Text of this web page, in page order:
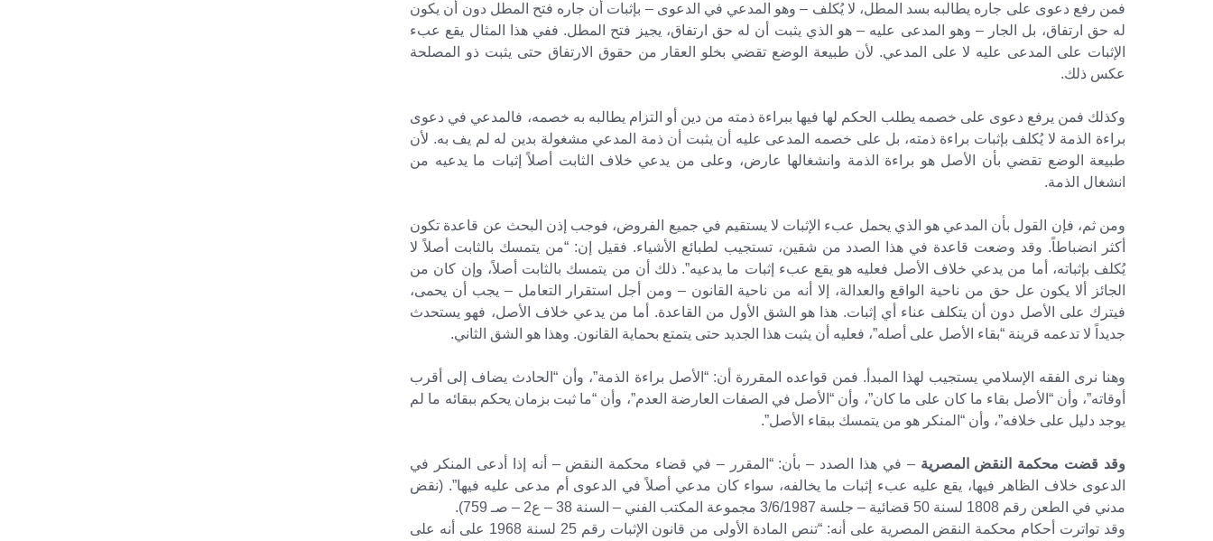
فمن رفع دعوى على جاره يطالبه بسد المطل، لا يُكلف – وهو المدعي في الدعوى – بإثبات أن جاره فتح المطل دون أن يكون
له حق ارتفاق، بل الجار – وهو المدعى عليه – هو الذي يثبت أن له حق ارتفاق، يجيز فتح المطل. ففي هذا المثال يقع عبء
الإثبات على المدعى عليه لا على المدعي. لأن طبيعة الوضع تقضي بخلو العقار من حقوق الارتفاق حتى يثبت ذو المصلحة
عكس ذلك.
وكذلك فمن يرفع دعوى على خصمه يطلب الحكم لها فيها ببراءة ذمته من دين أو التزام يطالبه به خصمه، فالمدعي في دعوى
براءة الذمة لا يُكلف بإثبات براءة ذمته، بل على خصمه المدعى عليه أن يثبت أن ذمة المدعي مشغولة بدين له لم يف به. لأن
طبيعة الوضع تقضي بأن الأصل هو براءة الذمة وانشغالها عارض، وعلى من يدعي خلاف الثابت أصلاً إثبات ما يدعيه من
انشغال الذمة.
ومن ثم، فإن القول بأن المدعي هو الذي يحمل عبء الإثبات لا يستقيم في جميع الفروض، فوجب إذن البحث عن قاعدة تكون
أكثر انضباطاً. وقد وضعت قاعدة في هذا الصدد من شقين، تستجيب لطبائع الأشياء. فقيل إن: “من يتمسك بالثابت أصلاً لا
يُكلف بإثباته، أما من يدعي خلاف الأصل فعليه هو يقع عبء إثبات ما يدعيه”. ذلك أن من يتمسك بالثابت أصلاً، وإن كان من
الجائز ألا يكون عل حق من ناحية الواقع والعدالة، إلا أنه من ناحية القانون – ومن أجل استقرار التعامل – يجب أن يحمى،
فيترك على الأصل دون أن يتكلف عناء أي إثبات. هذا هو الشق الأول من القاعدة. أما من يدعي خلاف الأصل، فهو يستحدث
جديداً لا تدعمه قرينة “بقاء الأصل على أصله”، فعليه أن يثبت هذا الجديد حتى يتمتع بحماية القانون. وهذا هو الشق الثاني.
وهنا نرى الفقه الإسلامي يستجيب لهذا المبدأ. فمن قواعده المقررة أن: “الأصل براءة الذمة”، وأن “الحادث يضاف إلى أقرب
أوقاته”، وأن “الأصل بقاء ما كان على ما كان”، وأن “الأصل في الصفات العارضة العدم”، وأن “ما ثبت بزمان يحكم ببقائه ما لم
يوجد دليل على خلافه”، وأن “المنكر هو من يتمسك ببقاء الأصل”.
وقد قضت محكمة النقض المصرية – في هذا الصدد – بأن: “المقرر – في قضاء محكمة النقض – أنه إذا أدعى المنكر في
الدعوى خلاف الظاهر فيها، يقع عليه عبء إثبات ما يخالفه، سواء كان مدعي أصلاً في الدعوى أم مدعى عليه فيها”. (نقض
مدني في الطعن رقم 1808 لسنة 50 قضائية – جلسة 3/6/1987 مجموعة المكتب الفني – السنة 38 – ع2 – صـ 759).
وقد تواترت أحكام محكمة النقض المصرية على أنه: “تنص المادة الأولى من قانون الإثبات رقم 25 لسنة 1968 على أنه على